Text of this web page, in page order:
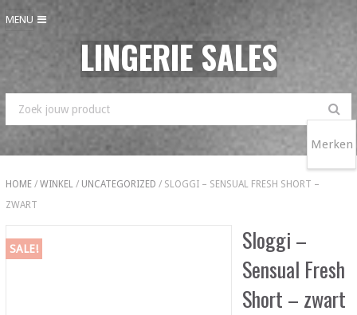
MENU
LINGERIE SALES
HOME/ WINKEL/ UNCATEGORIZED / SLOGGI – SENSUAL FRESH SHORT –
ZWART
SALE!
Sloggi –
Sensual Fresh
Short – zwart
Merken